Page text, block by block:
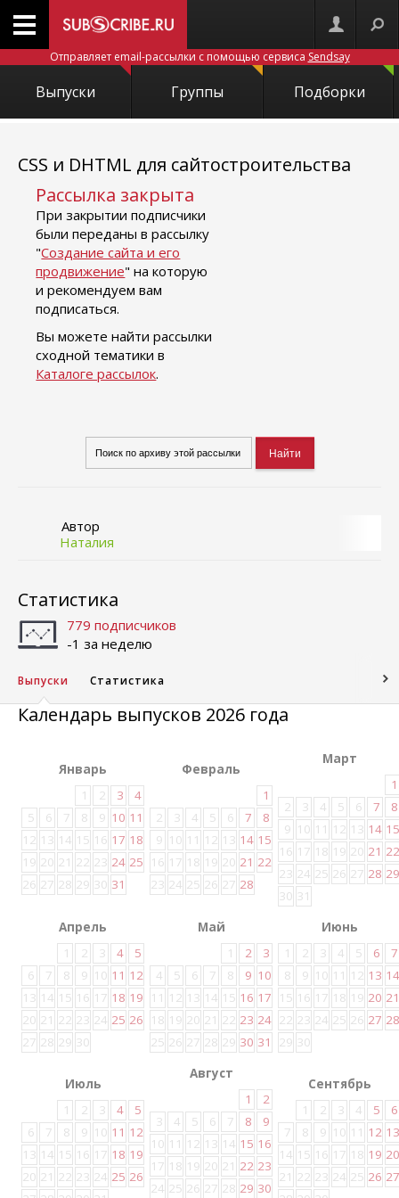
Отправляет email-рассылки с помощью сервиса Sendsay
Выпуски Группы Подборки
CSS и DHTML для сайтостроительства
Рассылка закрыта
При закрытии подписчики
были переданы в рассылку
"Создание сайта и его
продвижение" на которую
и рекомендуем вам
подписаться.
Вы можете найти рассылки
сходной тематики в
Каталоге рассылок.
Автор
Наталия
Статистика
779 подписчиков
-1 за неделю
Выпуски Статистика
Календарь выпусков 2026 года
Январь
1
2 3
4
5
6 7 8 9 10 11
12 13 14 15 16 17 18
19 20 21 22 23 24 25
26 27 28 29 30 31
Февраль
1
2
3 4 5 6 7
8
9 10 11 12 13 14 15
16 17 18 19 20 21 22
23 24 25 26 27 28
Март
1
2
3 4 5 6 7
8
9 10 11 12 13 14 15
16 17 18 19 20 21 22
23 24 25 26 27 28 29
30 31
Апрель
1
2 3 4
5
6
7 8 9 10 11 12
13 14 15 16 17 18 19
20 21 22 23 24 25 26
27 28 29 30
Май
1
2
3
4
5 6 7 8 9 10
11 12 13 14 15 16 17
18 19 20 21 22 23 24
25 26 27 28 29 30 31
Июнь
1
2 3 4 5 6
7
8
9 10 11 12 13 14
15 16 17 18 19 20 21
22 23 24 25 26 27 28
29 30
Июль
1
2 3 4
5
6
7 8 9 10 11 12
13 14 15 16 17 18 19
20 21 22 23 24 25 26
Август
1
2
3
4 5 6 7 8
9
10 11 12 13 14 15 16
17 18 19 20 21 22 23
24 25 26 27 28 29 30
Сентябрь
1
2 3 4 5
6
7
8 9 10 11 12 13
14 15 16 17 18 19 20
21 22 23 24 25 26 27